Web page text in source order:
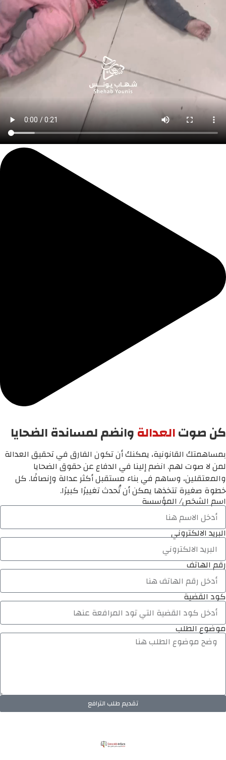
كن صوتالعدالةوانضم لمساندة الضحايا
بمساهمتك القانونية، يمكنك أن تكون الفارق في تحقيق العدالة
لمن لا صوت لهم. انضم إلينا في الدفاع عن حقوق الضحايا
والمعتقلين، وساهم في بناء مستقبل أكثر عدالة وإنصافًا. كل
خطوة صغيرة تتخذها يمكن أن تُحدث تغييرًا كبيرًا.
اسم الشخص/ المؤسسة
البريد الالكتروني
رقم الهاتف
كود القضية
موضوع الطلب
تقديم طلب الترافع